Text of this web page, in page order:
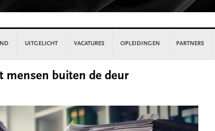
UITGELICHT VACATURES OPLEIDINGEN PARTNERS
mensen buiten de deur